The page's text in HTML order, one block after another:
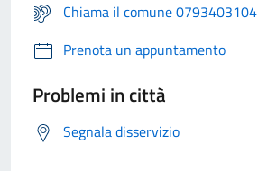
Chiama il comune 0793403104
Prenota un appuntamento
Problemi in città
Segnala disservizio